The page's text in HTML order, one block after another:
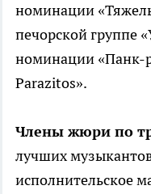
номинации
печорской группе
номинации «Панк-
Parazitos».
Члены жюри по
лучших
исполнительское